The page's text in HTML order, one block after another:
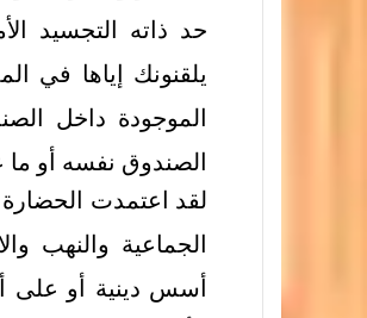
حد ذاته التجسيد
يلقنونك إياها في
الموجودة داخل
الصندوق نفسه أو ما
لقد اعتمدت
الجماعية والنهب
أسس دينية أو على